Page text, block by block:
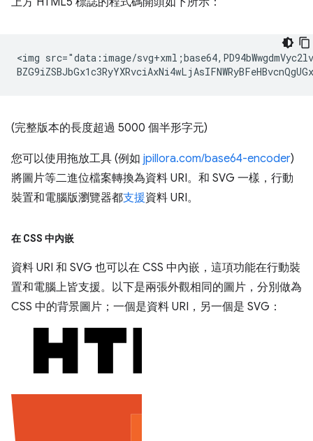
<img src="data:image/
(完整版本的長度超過 5000 個半形字元)
您可以使用拖放工具 (例如 jpillora.com/base64-encoder)
將圖片等二進位檔案轉換為資料 URI。和 SVG 一樣，行動
裝置和電腦版瀏覽器都支援資料 URI。
在 CSS 中內嵌
資料 URI 和 SVG 也可以在 CSS 中內嵌，這項功能在行動裝
置和電腦上皆支援。以下是兩張外觀相同的圖片，分別做為
CSS 中的背景圖片；一個是資料 URI，另一個是 SVG：